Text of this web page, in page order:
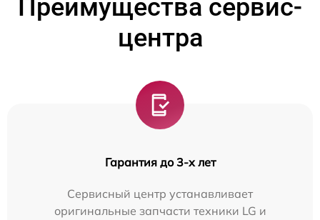
Преимущества сервис-
центра
Гарантия до 3-х лет
Сервисный центр устанавливает
оригинальные запчасти техники LG и